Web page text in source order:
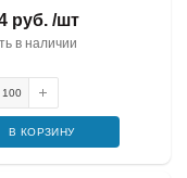
руб. /шт
в наличии
В КОРЗИНУ